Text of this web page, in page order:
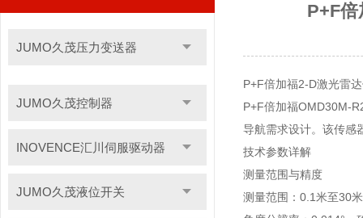
JUMO久茂压力变送器
JUMO久茂控制器
INOVENCE汇川伺服驱动器
JUMO久茂液位开关
P+F
P+F倍加福2-D激光雷
P+F倍加福OMD30M-
导航需求设计。该传感
技术参数详解
测量范围与精度
测量范围：0.1米至30